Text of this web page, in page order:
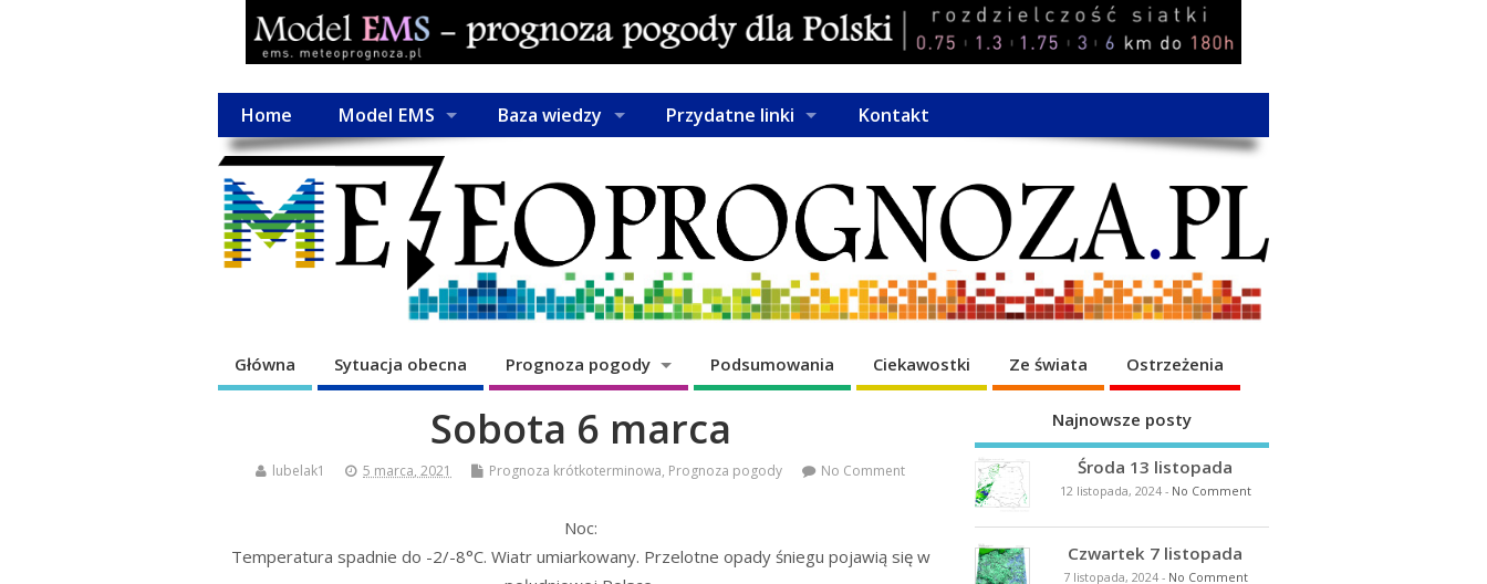
Home Model EMS Baza wiedzy Przydatne linki Kontakt
Główna Sytuacja obecna Prognoza pogody Podsumowania Ciekawostki Ze świata Ostrzeżenia
Sobota 6 marca
lubelak1 5 marca, 2021 Prognoza krótkoterminowa, Prognoza pogody No Comment
Noc:
Temperatura spadnie do -2/-8°C. Wiatr umiarkowany. Przelotne opady śniegu pojawią się w
Najnowsze posty
Środa 13 listopada
12 listopada, 2024- No Comment
Czwartek 7 listopada
7 listopada, 2024- No Comment